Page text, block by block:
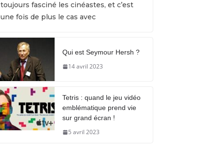
toujours fasciné les cinéastes, et c’est
une fois de plus le cas avec
Qui est Seymour Hersh ?
14 avril 2023
Tetris : quand le jeu vidéo
emblématique prend vie
sur grand écran !
5 avril 2023